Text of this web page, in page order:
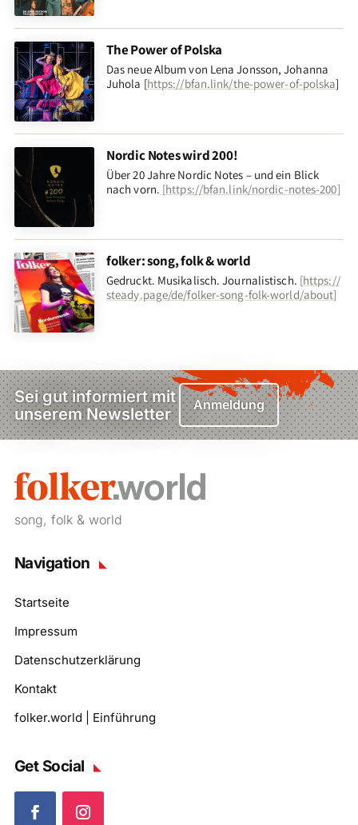
The Power of Polska
Das neue Album von Lena Jonsson, Johanna
Juhola [https://bfan.link/the-power-of-polska]
Nordic Notes wird 200!
Über 20 Jahre Nordic Notes – und ein Blick
nach vorn. [https://bfan.link/nordic-notes-200]
folker: song, folk & world
Gedruckt. Musikalisch. Journalistisch. [https://
steady.page/de/folker-song-folk-world/about]
Sei gut informiert mit
unserem Newsletter
Anmeldung
song, folk & world
Navigation
Startseite
Impressum
Datenschutzerklärung
Kontakt
folker.world | Einführung
Get Social